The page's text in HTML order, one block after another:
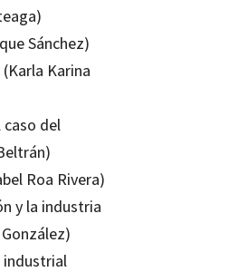
Sánchez)
Karina
del
Roa Rivera)
y la industria
industrial